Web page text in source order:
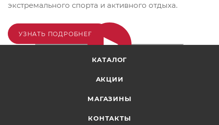
экстремального спорта и активного отдыха.
УЗНАТЬ ПОДРОБНЕЕ...
КАТАЛОГ
АКЦИИ
МАГАЗИНЫ
КОНТАКТЫ